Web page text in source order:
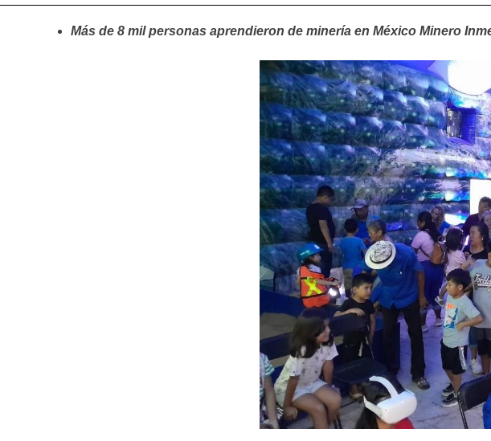
Más de 8 mil personas aprendieron de minería en México Minero